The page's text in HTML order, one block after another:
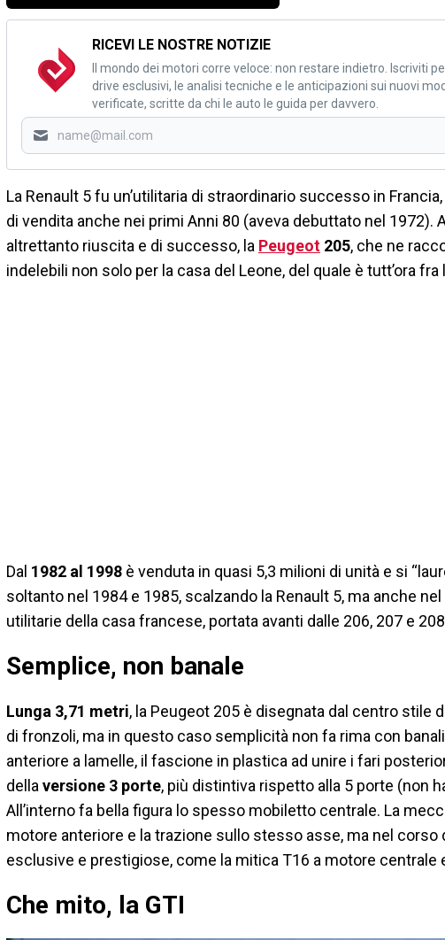
RICEVI LE NOSTRE NOTIZIE
Il mondo dei motori corre veloce: non restare indietro. Iscriviti
drive esclusivi, le analisi tecniche e le anticipazioni sui nuovi
verificate, scritte da chi le auto le guida per davvero.
La Renault 5 fu un’utilitaria di straordinario successo in
di vendita anche nei primi Anni 80 (aveva debuttato nel
altrettanto riuscita e di successo, la Peugeot 205, che ne
indelebili non solo per la casa del Leone, del quale è tutt’ora
Dal 1982 al 1998 è venduta in quasi 5,3 milioni di unità e si
soltanto nel 1984 e 1985, scalzando la Renault 5, ma anche nel
utilitarie della casa francese, portata avanti dalle 206, 207 e
Semplice, non banale
Lunga 3,71 metri, la Peugeot 205 è disegnata dal centro stile
di fronzoli, ma in questo caso semplicità non fa rima con
anteriore a lamelle, il fascione in plastica ad unire i fari
dellaversione 3 porte, più distintiva rispetto alla 5 porte (non
All’interno fa bella figura lo spesso mobiletto centrale. La
motore anteriore e la trazione sullo stesso asse, ma nel
esclusive e prestigiose, come la mitica T16 a motore centrale
Che mito, la GTI